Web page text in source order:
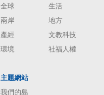
全球
生活
兩岸
地方
產經
文教科技
環境
社福人權
主題網站
我們的島